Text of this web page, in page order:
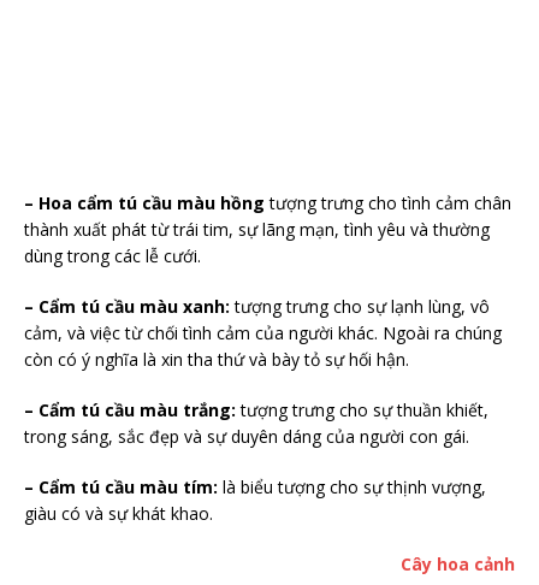
– Hoa cẩm tú cầu màu hồng tượng trưng cho tình cảm chân
thành xuất phát từ trái tim, sự lãng mạn, tình yêu và thường
dùng trong các lễ cưới.
– Cẩm tú cầu màu xanh: tượng trưng cho sự lạnh lùng, vô
cảm, và việc từ chối tình cảm của người khác. Ngoài ra chúng
còn có ý nghĩa là xin tha thứ và bày tỏ sự hối hận.
– Cẩm tú cầu màu trắng:tượng trưng cho sự thuần khiết,
trong sáng, sắc đẹp và sự duyên dáng của người con gái.
– Cẩm tú cầu màu tím: là biểu tượng cho sự thịnh vượng,
giàu có và sự khát khao.
Cây hoa cảnh